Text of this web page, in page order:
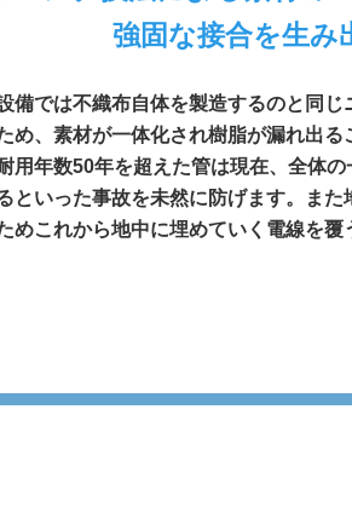
強固な接合を生み
備では不織布自体を製造するのと同
め、素材が一体化され樹脂が漏れ出る
用年数50年を超えた管は現在、全体
といった事故を未然に防げます。また
めこれから地中に埋めていく電線を覆